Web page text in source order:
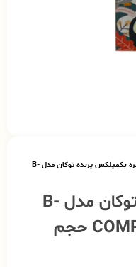
/ قطره بکمپلکس پرنده توکان مدل B-
قطره بکمپلکس پرنده توکان مدل B-
COMPLEX +L CARNITINE حجم